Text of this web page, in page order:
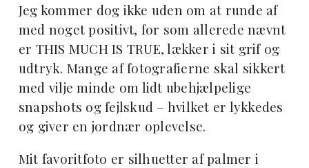
Jeg kommer dog ikke uden om at runde af
med noget positivt, for som allerede nævnt
er THIS MUCH IS TRUE, lækker i sit grif og
udtryk. Mange af fotografierne skal sikkert
med vilje minde om lidt ubehjælpelige
snapshots og fejlskud – hvilket er lykkedes
og giver en jordnær oplevelse.
Mit favoritfoto er silhuetter af palmer i